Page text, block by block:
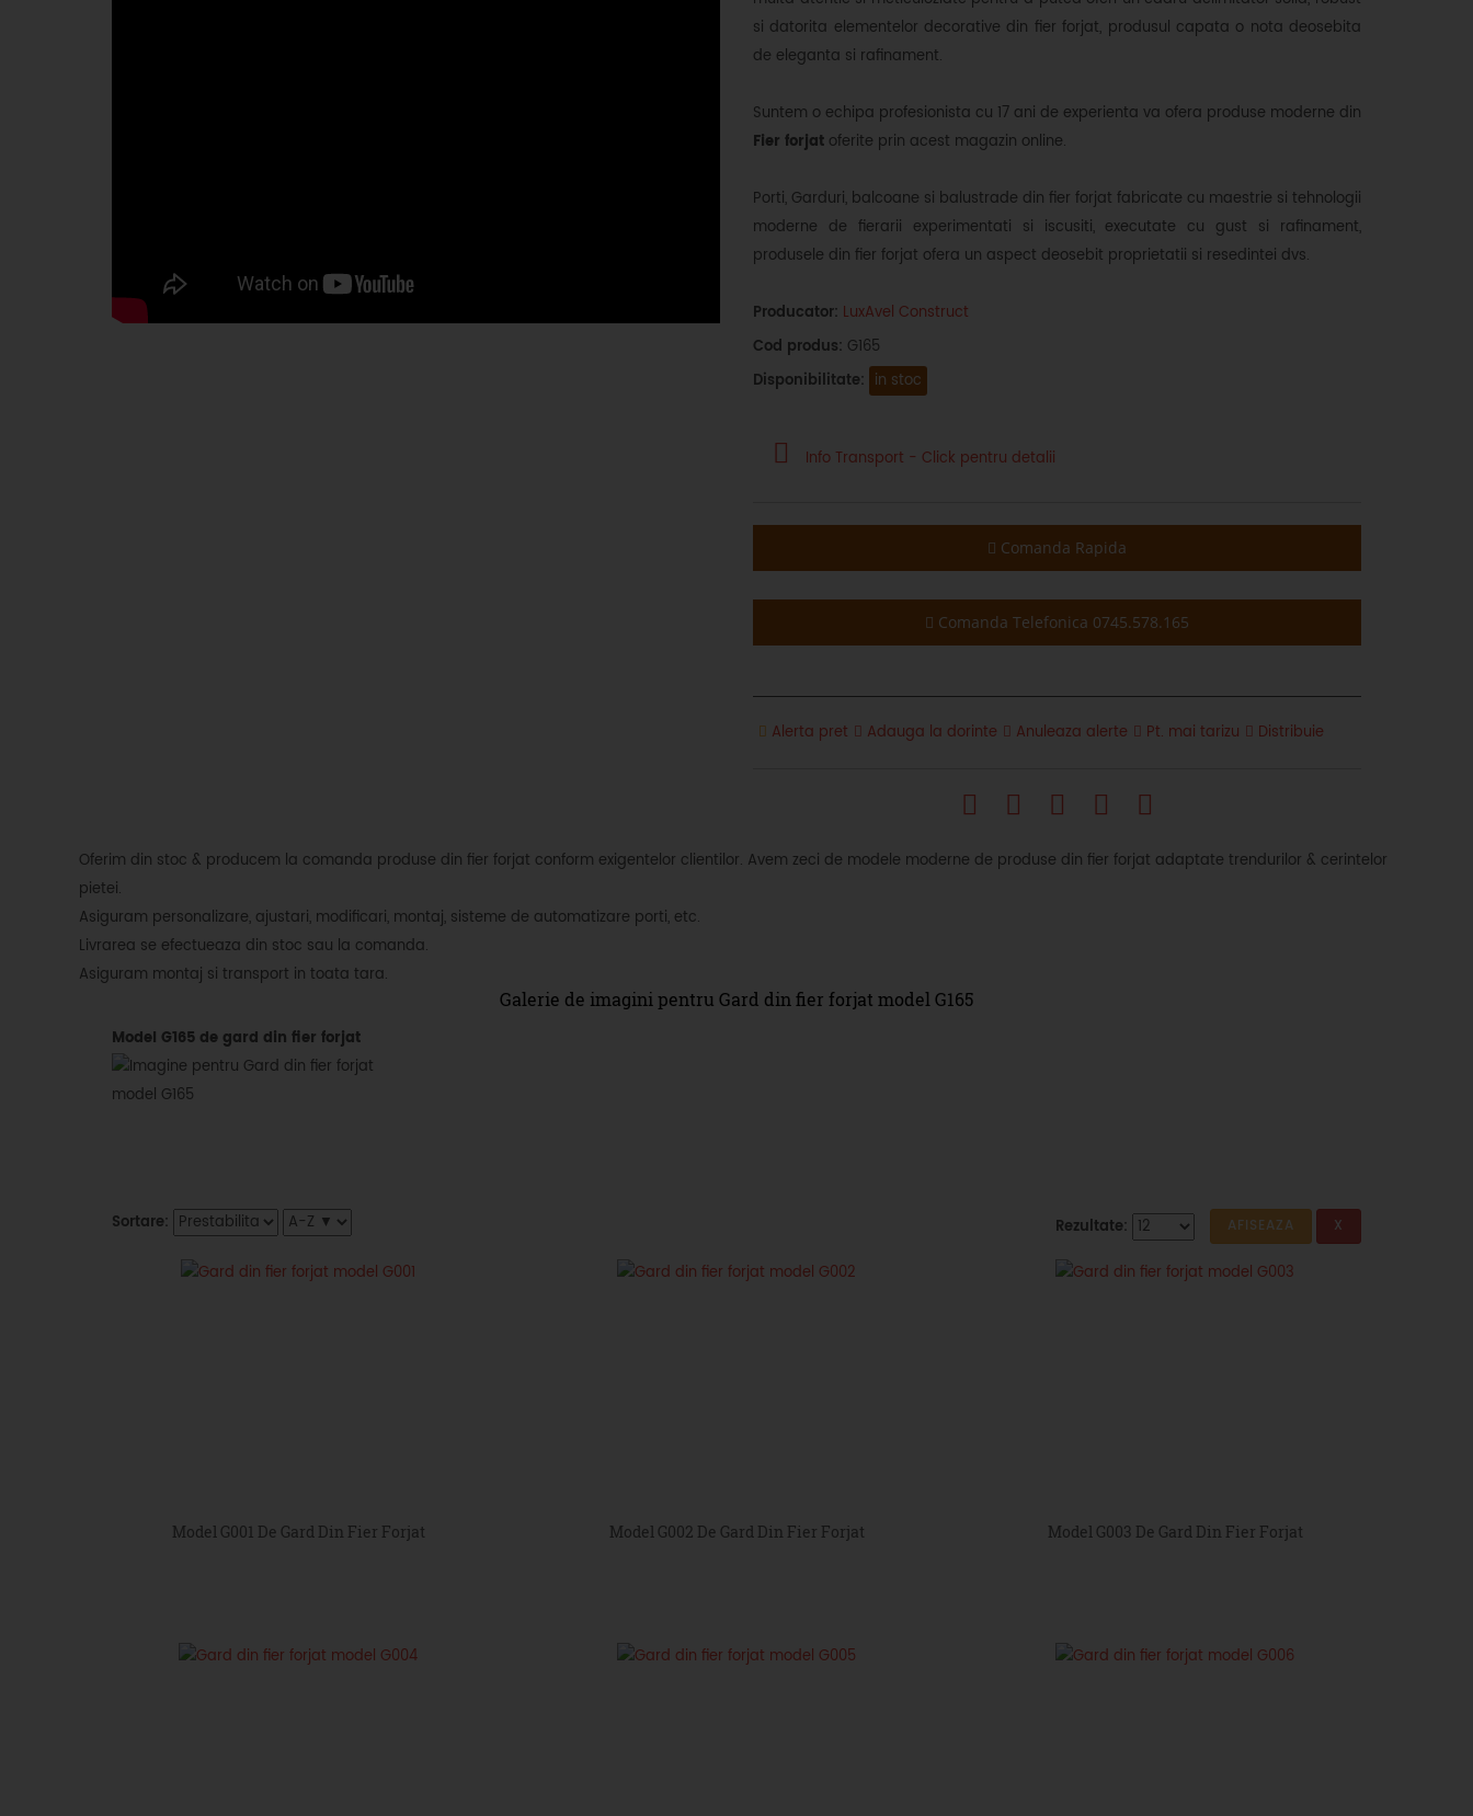
si datorita elementelor decorative din fier forjat, produsul capata o nota deosebita
de eleganta si rafinament.
Suntem o echipa profesionista cu 17 ani de experienta va ofera produse moderne din
Fier forjat oferite prin acest magazin online.
Porti, Garduri, balcoane si balustrade din fier forjat fabricate cu maestrie si tehnologii
moderne de fierarii experimentati si iscusiti, executate cu gust si rafinament,
produsele din fier forjat ofera un aspect deosebit proprietatii si resedintei dvs.
Producator: LuxAvel Construct
Cod produs: G165
Disponibilitate: in stoc
Info Transport - Click pentru detalii
Comanda Rapida
Comanda Telefonica 0745.578.165
Alerta pret Adauga la dorinte Anuleaza alerte Pt. mai tarizu Distribuie
Oferim din stoc & producem la comanda produse din fier forjat conform exigentelor clientilor. Avem zeci de modele moderne de produse din fier forjat adaptate trendurilor & cerintelor
pietei.
Asiguram personalizare, ajustari, modificari, montaj, sisteme de automatizare porti, etc.
Livrarea se efectueaza din stoc sau la comanda.
Asiguram montaj si transport in toata tara.
Galerie de imagini pentru Gard din fier forjat model G165
Model G165 de gard din fier forjat
Sortare: Rezultate:
Model G001 De Gard Din Fier Forjat Model G002 De Gard Din Fier Forjat Model G003 De Gard Din Fier Forjat